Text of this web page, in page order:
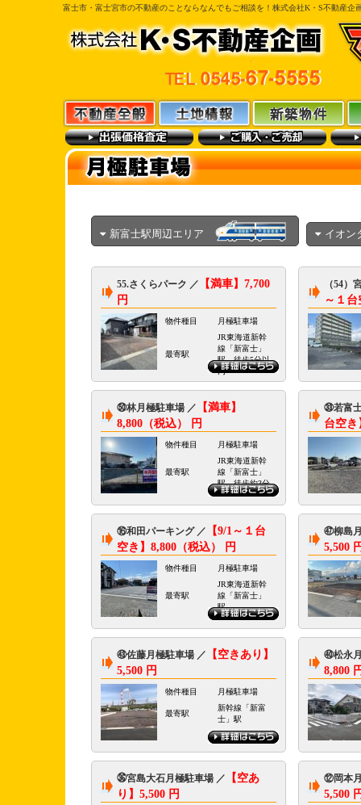
富士市・富士宮市の不動産のことならなんでもご相談を！株式会社K・S不動産企
新富士駅周辺エリア イオン
55.さくらパーク ／ 【満車】7,700
円
物件種目 月極駐車場
最寄駅
JR東海道新幹
線「新富士」
駅 徒歩5分以
内
（54）
～１
㊿林月極駐車場 ／ 【満車】
8,800（税込） 円
物件種目 月極駐車場
最寄駅
JR東海道新幹
線「新富士」
駅 徒歩約3分
㉝若富
台空き
⑯和田パーキング ／ 【9/1～１台
空き】8,800（税込） 円
物件種目 月極駐車場
最寄駅
JR東海道新幹
線「新富士」
駅
㊼柳島
5,500
㊸佐藤月極駐車場 ／ 【空きあり】
5,500 円
物件種目 月極駐車場
最寄駅
新幹線「新富
士」駅
㊵松永
8,800
㊱宮島大石月極駐車場 ／ 【空あ
り】5,500 円
⑫岡本
5,500